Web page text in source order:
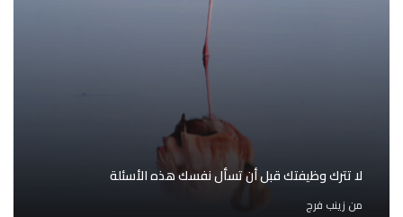
لا تترك وظيفتك قبل أن تسأل نفسك هذه الأسئلة
من زينب فرج